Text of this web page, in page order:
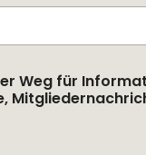
Weg für